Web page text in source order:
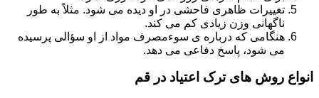
تغییرات ظاهری فاحشی در او دیده می شود. مثلاً به طور
ناگهانی وزن زیادی کم می کند.
هنگامی که درباره ی سوءمصرف مواد از او سؤالی پرسیده
می شود، پاسخ دفاعی می دهد.
انواع روش های ترک اعتیاد در قم